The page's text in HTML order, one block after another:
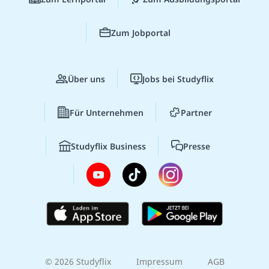
Zum Jobportal
Über uns Jobs bei Studyflix
Für Unternehmen Partner
Studyflix Business Presse
© 2026 Studyflix Impressum AGB